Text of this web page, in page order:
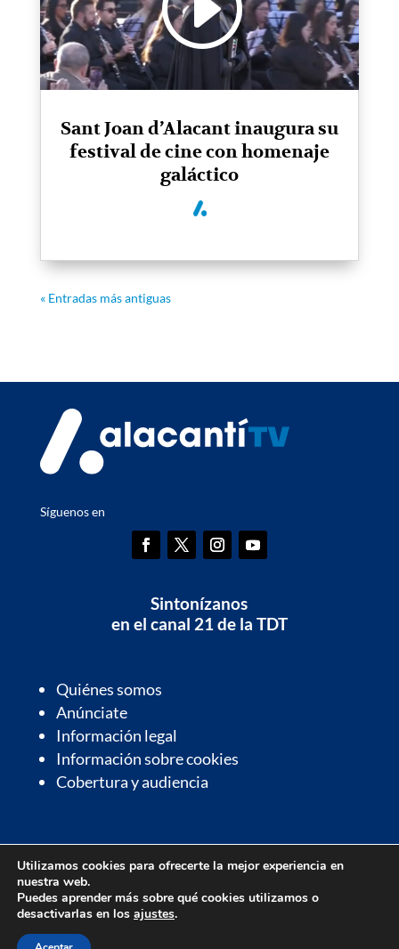
Sant Joan d’Alacant inaugura su
festival de cine con homenaje
galáctico
« Entradas más antiguas
Síguenos en
Sintonízanos
en el canal 21 de la TDT
Quiénes somos
Anúnciate
Información legal
Información sobre cookies
Cobertura y audiencia
Información de interés
Contactos de interés
Farmacias de guardia
Parrilla de programación
Utilizamos cookies para ofrecerte la mejor experiencia en
nuestra web.
Puedes aprender más sobre qué cookies utilizamos o
desactivarlas en los ajustes.